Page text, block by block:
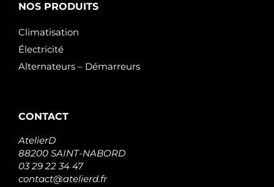
NOS PRODUITS
Climatisation
Électricité
Alternateurs – Démarreurs
CONTACT
AtelierD
88200 SAINT-NABORD
03 29 22 34 47
contact@atelierd.fr